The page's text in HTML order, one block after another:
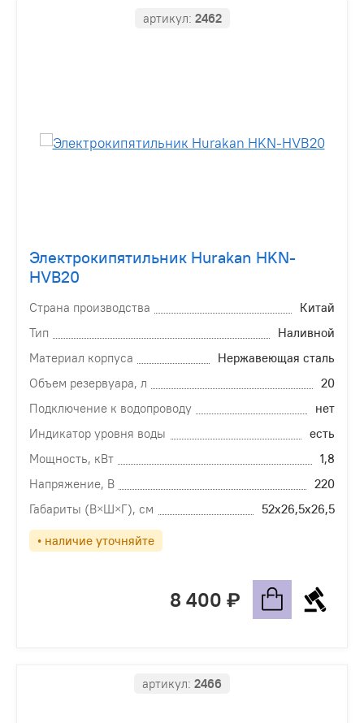
артикул: 2462
Электрокипятильник Hurakan HKN-
HVB20
Страна производства
Китай
Тип
Наливной
Материал корпуса
Нержавеющая сталь
Объем резервуара, л
20
Подключение к водопроводу
нет
Индикатор уровня воды
есть
Мощность, кВт
1,8
Напряжение, В
220
Габариты (В×Ш×Г), см
52х26,5х26,5
• наличие уточняйте
8 400
артикул: 2466